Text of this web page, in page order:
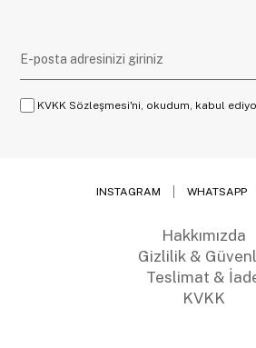
KVKK Sözleşmesi'ni, okudum, kabul
INSTAGRAM WHATSAPP
Hakkımızda
Gizlilik &
Teslimat &
KVKK